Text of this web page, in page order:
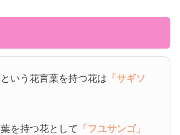
という花言葉を持つ花は 「サギソ
を持つ花として
「フユサンゴ」